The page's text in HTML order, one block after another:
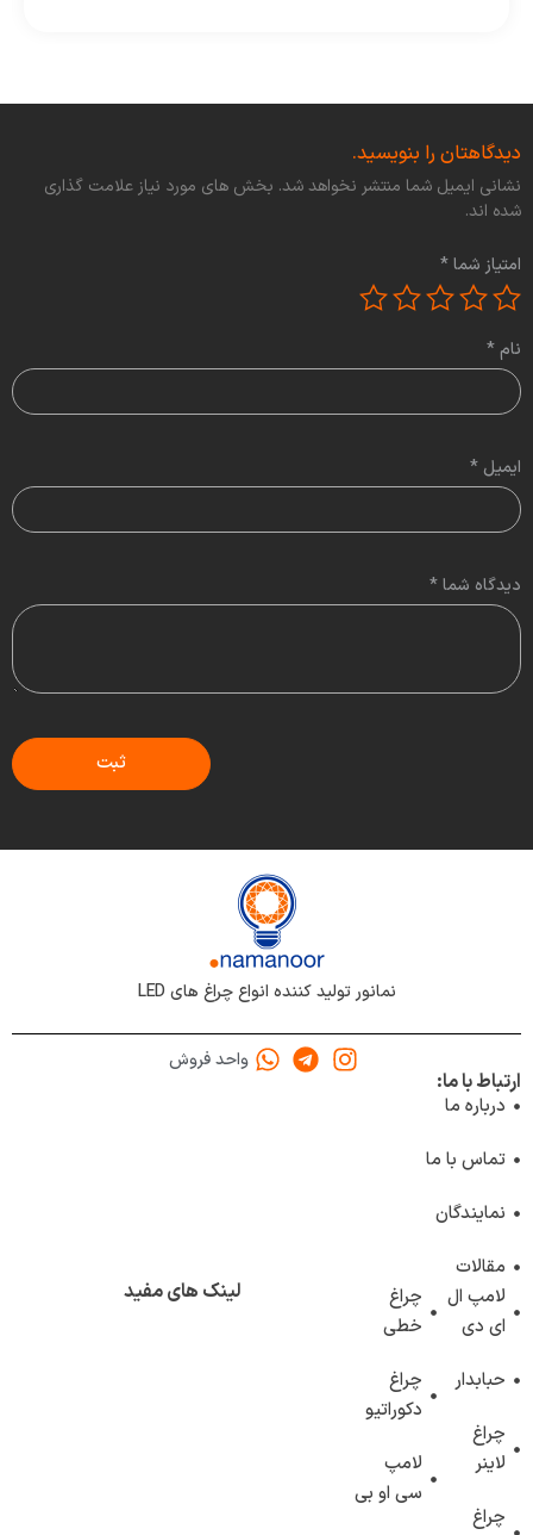
دیدگاهتان را بنویسید.
نشانی ایمیل شما منتشر نخواهد شد. بخش های مورد نیاز علامت گذاری
شده اند.
امتیاز شما*
دیدگاه شما*
نام*
ایمیل *
ارتباط با ما:
درباره ما
تماس با ما
نمایندگان
مقالات
لینک های مفید
چراغ
خطی
چراغ
دکوراتیو
لامپ
سی او بی
لامپ ال
ای دی
حبابدار
چراغ
لاینر
چراغ
نمانور تولید کننده انواع چراغ های LED
واحد فروش